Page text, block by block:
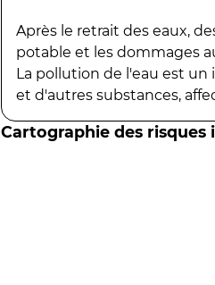
Après le retrait des eaux,
potable et les dommages
La pollution de l'eau est
et d'autres substances,
Cartographie des